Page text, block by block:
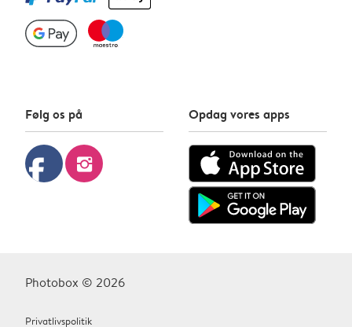
Følg os på
facebook instagram
Opdag vores apps
Photobox © 2026
Privatlivspolitik